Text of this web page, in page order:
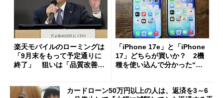
楽天モバイルのローミングは
「9月末をもって予定通りに
終了」 狙いは「品質改善」
も
「iPhone 17e」と「iPhone
17」どちらが買いか？ 2機
種を使い込んで分かった“ス
カードローン50万円以上の人は、返済を3～6